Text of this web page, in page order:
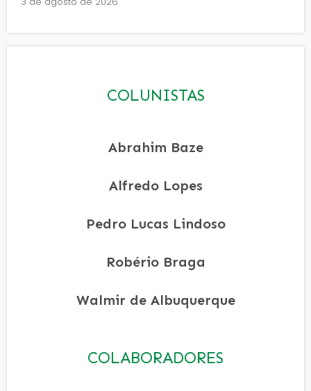
COLUNISTAS
Abrahim Baze
Alfredo Lopes
Pedro Lucas Lindoso
Robério Braga
Walmir de Albuquerque
COLABORADORES